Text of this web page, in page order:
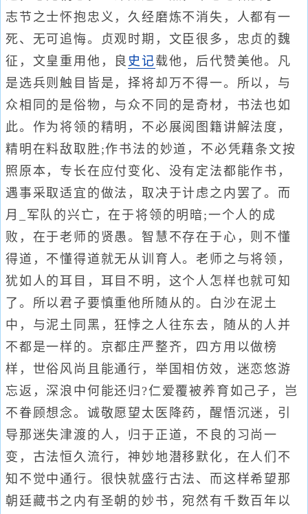
志节之士怀抱忠义，久经磨炼不消失，人都有一
死、无可追悔。贞观时期，文臣很多，忠贞的魏
征，文皇重用他，良 史记载他，后代赞美他。凡
是选兵则触目皆是，择将却万不得一。所以，与
众相同的是俗物，与众不同的是奇材，书法也如
此。作为将领的精明，不必展阅图籍讲解法度，
精明在料敌取胜;作书法的妙道，不必凭藉条文按
照原本，专长在应付变化、没有定法都能作书，
遇事采取适宜的做法，取决于计虑之内罢了。而
月_军队的兴亡，在于将领的明暗;一个人的成
败，在于老师的贤愚。智慧不存在于心，则不懂
得道，不懂得道就无从训育人。老师之与将领，
犹如人的耳目，耳目不明，这个人怎样也就可知
了。所以君子要慎重他所随从的。白沙在泥土
中，与泥土同黑，狂悖之人往东去，随从的人并
不都是一样的。京都庄严整齐，四方用以做榜
样，世俗风尚且能通行，举国相仿效，迷恋悠游
忘返，深浪中何能还归?仁爱覆被养育如己子，岂
不眷顾想念。诚敬愿望太医降药，醒悟沉迷，引
导那迷失津渡的人，归于正道，不良的习尚一
变，古法恒久流行，神妙地潜移默化，在人们不
知不觉中通行。很快就盛行古法、而这样希望那
朝廷藏书之内有圣朝的妙书，宛然有千数百年以